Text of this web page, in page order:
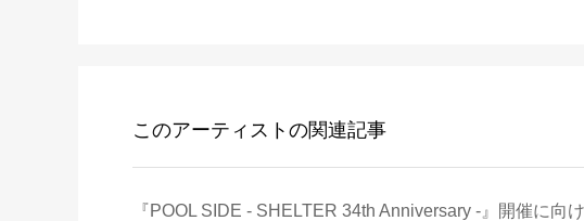
このアーティストの関連記事
『POOL SIDE - SHELTER 34th Anniversary -』開催に